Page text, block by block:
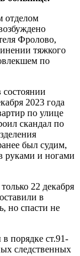
отделом
Фролово,
тяжкого
по
состоянии
2023 года
по улице
скандал по
был судим,
руками и ногами
22 декабря
в
но спасти не
порядке ст.91-
следственных